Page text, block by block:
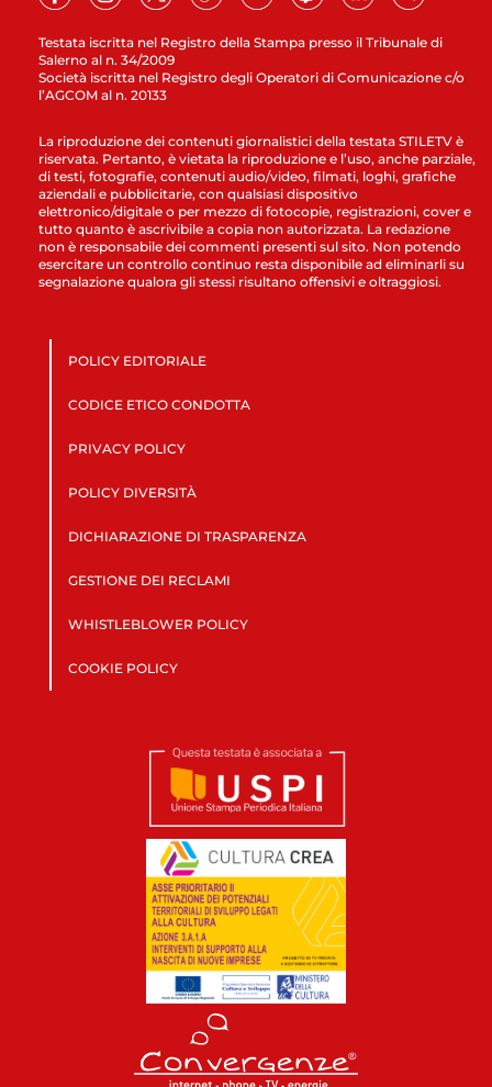
Testata iscritta nel Registro della Stampa presso il Tribunale di
Salerno al n. 34/2009
Società iscritta nel Registro degli Operatori di Comunicazione c/o
l’AGCOM al n. 20133
La riproduzione dei contenuti giornalistici della testata STILETV è
riservata. Pertanto, è vietata la riproduzione e l’uso, anche parziale,
di testi, fotografie, contenuti audio/video, filmati, loghi, grafiche
aziendali e pubblicitarie, con qualsiasi dispositivo
elettronico/digitale o per mezzo di fotocopie, registrazioni, cover e
tutto quanto è ascrivibile a copia non autorizzata. La redazione
non è responsabile dei commenti presenti sul sito. Non potendo
esercitare un controllo continuo resta disponibile ad eliminarli su
segnalazione qualora gli stessi risultano offensivi e oltraggiosi.
POLICY EDITORIALE
CODICE ETICO CONDOTTA
PRIVACY POLICY
POLICY DIVERSITÀ
DICHIARAZIONE DI TRASPARENZA
GESTIONE DEI RECLAMI
WHISTLEBLOWER POLICY
COOKIE POLICY